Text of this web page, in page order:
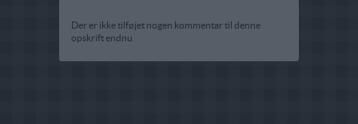
Der er ikke tilføjet nogen kommentar til denne
opskrift endnu